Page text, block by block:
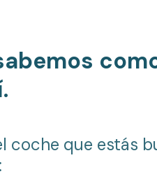
coche que estás